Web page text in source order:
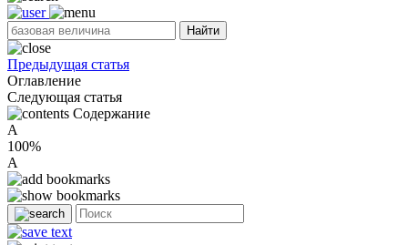
Найти
Предыдущая статья
Оглавление
Следующая статья
Содержание
A
100%
A